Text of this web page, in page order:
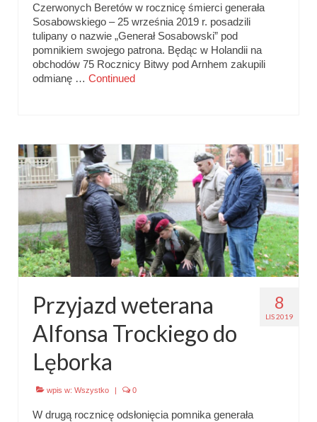
Czerwonych Beretów w rocznicę śmierci generała
Sosabowskiego – 25 września 2019 r. posadzili
tulipany o nazwie „Generał Sosabowski” pod
pomnikiem swojego patrona. Będąc w Holandii na
obchodów 75 Rocznicy Bitwy pod Arnhem zakupili
odmianę … Continued
8
LIS 2019
Przyjazd weterana
Alfonsa Trockiego do
Lęborka
wpis w: Wszystko | 0
W drugą rocznicę odsłonięcia pomnika generała